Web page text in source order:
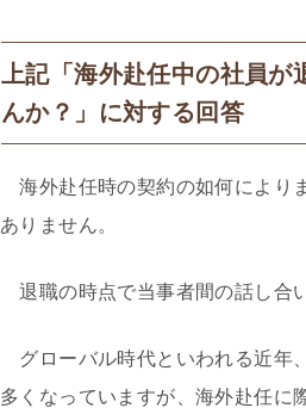
上記「海外赴任中の社員が
んか？」に対する回答
海外赴任時の契約の如何により
ありません。
退職の時点で当事者間の話し合
グローバル時代といわれる近年
多くなっていますが、海外赴任に